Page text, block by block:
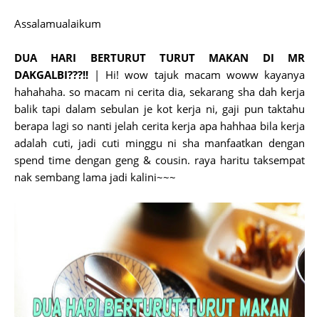
Assalamualaikum
DUA HARI BERTURUT TURUT MAKAN DI MR
DAKGALBI???!! | Hi! wow tajuk macam woww kayanya
hahahaha. so macam ni cerita dia, sekarang sha dah kerja
balik tapi dalam sebulan je kot kerja ni, gaji pun taktahu
berapa lagi so nanti jelah cerita kerja apa hahhaa bila kerja
adalah cuti, jadi cuti minggu ni sha manfaatkan dengan
spend time dengan geng & cousin. raya haritu taksempat
nak sembang lama jadi kalini~~~